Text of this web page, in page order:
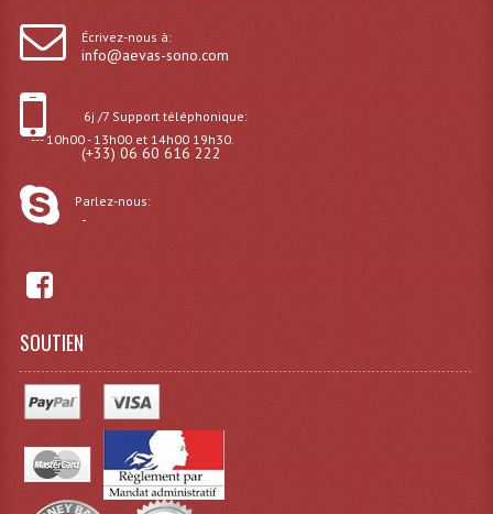
Dispatches
Flexibles Lumineux Leds
Lampes Dichroique
Écrivez-nous à:
info@aevas-sono.com
6j /7 Support téléphonique:
--- 10h00 - 13h00 et 14h00 19h30.
(+33) 06 60 616 222
Parlez-nous:
-
SOUTIEN